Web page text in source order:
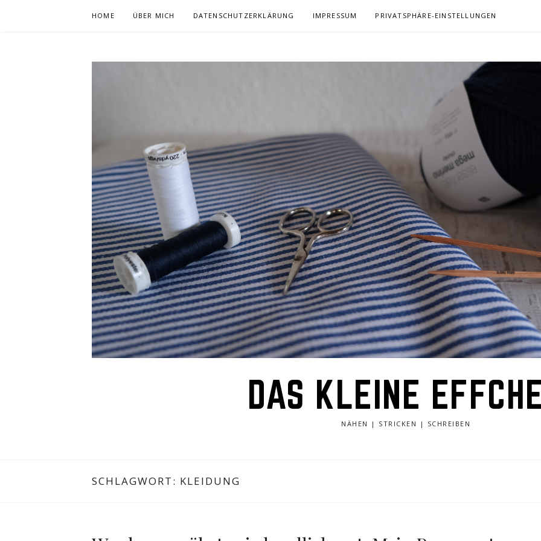
HOME ÜBER MICH DATENSCHUTZERKLÄRUNG IMPRESSUM PRIVATSPHÄRE-EINSTELLUNGEN
DAS KLEINE
NÄHEN | STRICKEN | SCHREIBEN
SCHLAGWORT: KLEIDUNG